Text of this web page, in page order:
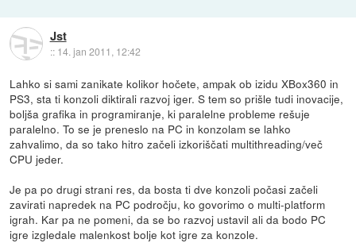
Jst
:: 14. jan 2011, 12:42
Lahko si sami zanikate kolikor hočete, ampak ob izidu XBox360 in
PS3, sta ti konzoli diktirali razvoj iger. S tem so prišle tudi inovacije,
boljša grafika in programiranje, ki paralelne probleme rešuje
paralelno. To se je preneslo na PC in konzolam se lahko
zahvalimo, da so tako hitro začeli izkoriščati multithreading/več
CPU jeder.
Je pa po drugi strani res, da bosta ti dve konzoli počasi začeli
zavirati napredek na PC področju, ko govorimo o multi-platform
igrah. Kar pa ne pomeni, da se bo razvoj ustavil ali da bodo PC
igre izgledale malenkost bolje kot igre za konzole.